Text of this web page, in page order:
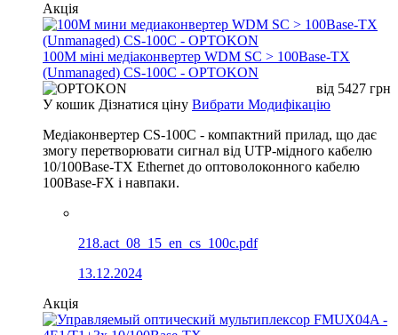
Акція
100М міні медіаконвертер WDM SC > 100Base-TX
(Unmanaged) CS-100C - OPTOKON
від 5427 грн
У кошик Дізнатися ціну Вибрати Модифікацію
Медіаконвертер CS-100C - компактний прилад, що дає
змогу перетворювати сигнал від UTP-мідного кабелю
10/100Base-TX Ethernet до оптоволоконного кабелю
100Base-FX і навпаки.
218.act_08_15_en_cs_100c.pdf
13.12.2024
Акція